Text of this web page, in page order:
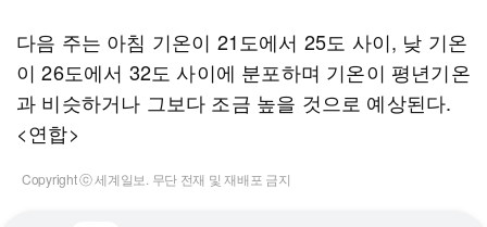
다음 주는 아침 기온이 21도에서 25도 사이, 낮 기온
이 26도에서 32도 사이에 분포하며 기온이 평년기온
과 비슷하거나 그보다 조금 높을 것으로 예상된다.
<연합>
Copyright ⓒ 세계일보. 무단 전재 및 재배포 금지